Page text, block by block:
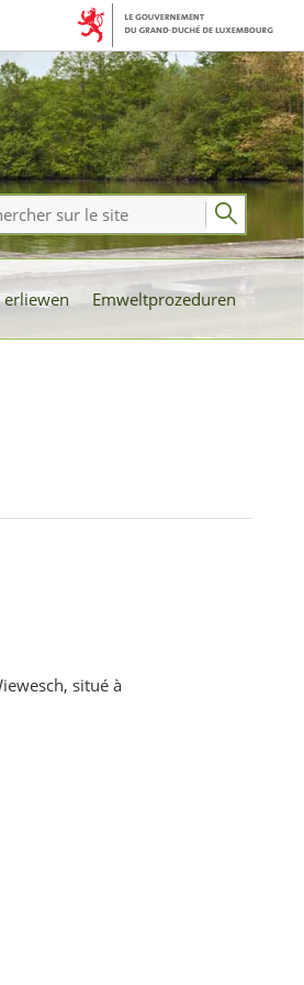
erliewen Emweltprozeduren
situé à